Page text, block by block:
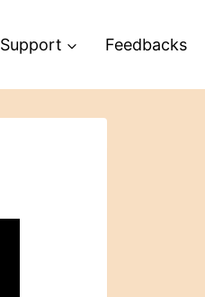
Support Feedbacks